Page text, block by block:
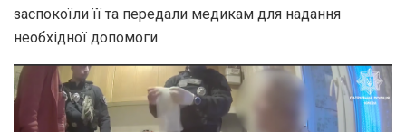
заспокоїли її та передали медикам для надання
необхідної допомоги.